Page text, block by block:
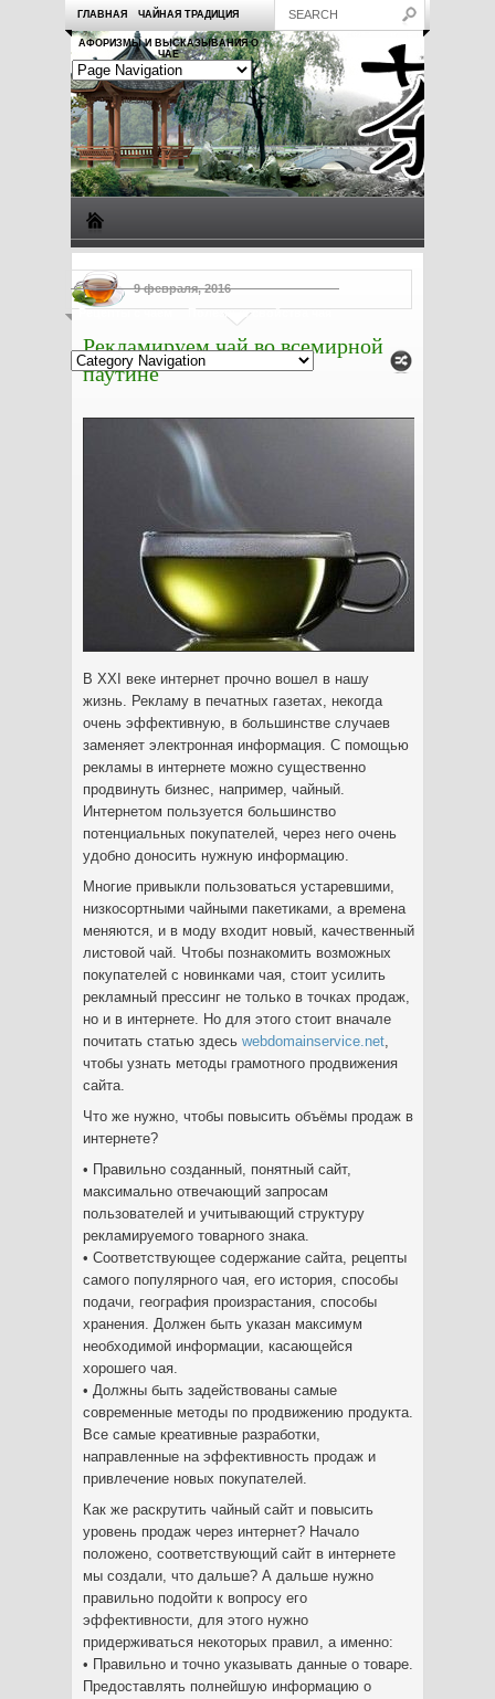
ГЛАВНАЯ ЧАЙНАЯ ТРАДИЦИЯ
АФОРИЗМЫ И ВЫСКАЗЫВАНИЯ О
ЧАЕ
Рецепты с чаем Полезные свойства чая
9 февраля, 2016
Рекламируем чай во всемирной
паутине
В XXI веке интернет прочно вошел в нашу
жизнь. Рекламу в печатных газетах, некогда
очень эффективную, в большинстве случаев
заменяет электронная информация. С помощью
рекламы в интернете можно существенно
продвинуть бизнес, например, чайный.
Интернетом пользуется большинство
потенциальных покупателей, через него очень
удобно доносить нужную информацию.
Многие привыкли пользоваться устаревшими,
низкосортными чайными пакетиками, а времена
меняются, и в моду входит новый, качественный
листовой чай. Чтобы познакомить возможных
покупателей с новинками чая, стоит усилить
рекламный прессинг не только в точках продаж,
но и в интернете. Но для этого стоит вначале
почитать статью здесь webdomainservice.net,
чтобы узнать методы грамотного продвижения
сайта.
Что же нужно, чтобы повысить объёмы продаж в
интернете?
• Правильно созданный, понятный сайт,
максимально отвечающий запросам
пользователей и учитывающий структуру
рекламируемого товарного знака.
• Соответствующее содержание сайта, рецепты
самого популярного чая, его история, способы
подачи, география произрастания, способы
хранения. Должен быть указан максимум
необходимой информации, касающейся
хорошего чая.
• Должны быть задействованы самые
современные методы по продвижению продукта.
Все самые креативные разработки,
направленные на эффективность продаж и
привлечение новых покупателей.
Как же раскрутить чайный сайт и повысить
уровень продаж через интернет? Начало
положено, соответствующий сайт в интернете
мы создали, что дальше? А дальше нужно
правильно подойти к вопросу его
эффективности, для этого нужно
придерживаться некоторых правил, а именно:
• Правильно и точно указывать данные о товаре.
Предоставлять полнейшую информацию о